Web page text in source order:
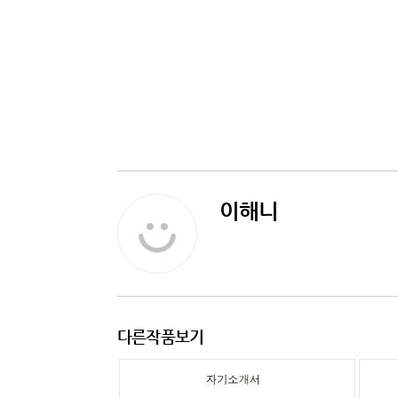
이해니
다른작품보기